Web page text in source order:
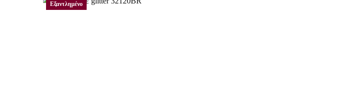
Εξαντλημένο